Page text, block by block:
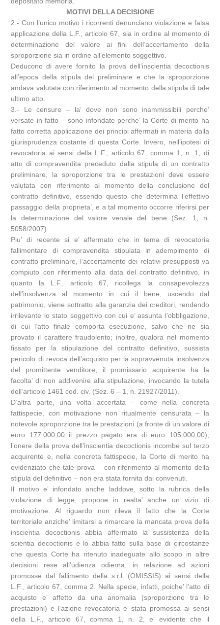
MOTIVI DELLA DECISIONE
2.- Con l’unico motivo i ricorrenti denunciano violazione e falsa
applicazione della L.F., articolo 67, sia in ordine al momento di
determinazione del valore ai fini dell’accertamento della
sproporzione sia in ordine all’elemento soggettivo.
Deducono di avere fornito la prova dell’inscientia decoctionis
all’epoca della stipula del preliminare e che la sproporzione
andava valutata con riferimento al momento della stipula di tale
ultimo atto.
3.- Le censure – la’ dove non sono inammissibili perche’
versate in fatto – sono infondate perche’ la Corte di merito ha
fatto corretta applicazione dei principi affermati in materia dalla
giurisprudenza costante di questa Corte. Invero, nell’ipotesi di
revocatoria ai sensi della L.F., articolo 67, comma 1, n. 1, di
atto di compravendita preceduto dalla stipula di un contratto
preliminare, la sproporzione tra le prestazioni deve essere
valutata con riferimento al momento della conclusione del
contratto definitivo, essendo questo che determina l’effettivo
passaggio della proprieta’, e a tal momento occorre riferirsi per
la determinazione del valore venale del bene (Sez. 1, n.
5058/2007).
Piu’ di recente si e’ affermato che in tema di revocatoria
fallimentare di compravendita stipulata in adempimento di
contratto preliminare, l’accertamento dei relativi presupposti va
compiuto con riferimento alla data del contratto definitivo, in
quanto la L.F., articolo 67, ricollega la consapevolezza
dell’insolvenza al momento in cui il bene, uscendo dal
patrimonio, viene sottratto alla garanzia dei creditori, rendendo
irrilevante lo stato soggettivo con cui e’ assunta l’obbligazione,
di cui l’atto finale comporta esecuzione, salvo che ne sia
provato il carattere fraudolento; inoltre, qualora nel momento
fissato per la stipulazione del contratto definitivo, sussista
pericolo di revoca dell’acquisto per la sopravvenuta insolvenza
del promittente venditore, il promissario acquirente ha la
facolta’ di non addivenire alla stipulazione, invocando la tutela
dell’articolo 1461 cod. civ. (Sez. 6 – 1, n. 21927/2011).
D’altra parte, una volta accertata – come nella concreta
fattispecie, con motivazione non ritualmente censurata – la
notevole sproporzione tra le prestazioni (a fronte di un valore di
euro 177.000,00 il prezzo pagato era di euro 105.000,00),
l’onere della prova dell’inscientia decoctionis incombe sul terzo
acquirente e, nella concreta fattispecie, la Corte di merito ha
evidenziato che tale prova – con riferimento al momento della
stipula del definitivo – non era stata fornita dai convenuti.
Il motivo e’ infondato anche laddove, sotto la rubrica della
violazione di legge, propone in realta’ anche un vizio di
motivazione. Al riguardo non rileva il fatto che la Corte
territoriale anziche’ limitarsi a rimarcare la mancata prova della
inscientia decoctionis abbia affermato la sussistenza della
scientia decoctionis e lo abbia fatto sulla base di circostanze
che questa Corte ha ritenuto inadeguate allo scopo in altre
decisioni rese all’udienza odierna, in relazione ad azioni
promosse dal fallimento della s.r.l. (OMISSIS) ai sensi della
L.F., articolo 67, comma 2. Nella specie, infatti, poiche’ l’atto di
acquisto e’ affetto da una anomalia (sproporzione tra le
prestazioni) e l’azione revocatoria e’ stata promossa ai sensi
della L.F., articolo 67, comma 1, n. 2, e’ evidente che il